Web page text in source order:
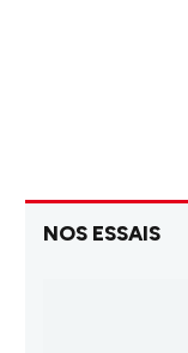
NOS ESSAIS